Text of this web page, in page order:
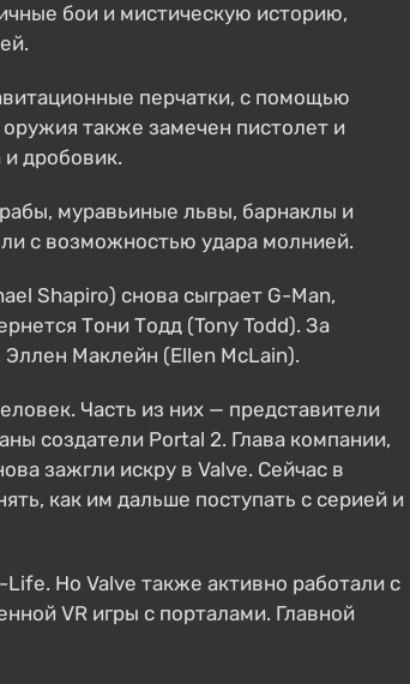
бои и мистическую историю,
перчатки, с помощью
также замечен пистолет и
дробовик.
муравьиные львы, барнаклы и
с возможностью удара молнией.
Shapiro) снова сыграет G-Man,
Тони Тодд (Tony Todd). За
Эллен Маклейн (Ellen McLain).
Часть из них — представители
создатели Portal 2. Глава компании,
зажгли искру в Valve. Сейчас в
как им дальше поступать с серией и
Но Valve также активно работали с
VR игры с порталами. Главной